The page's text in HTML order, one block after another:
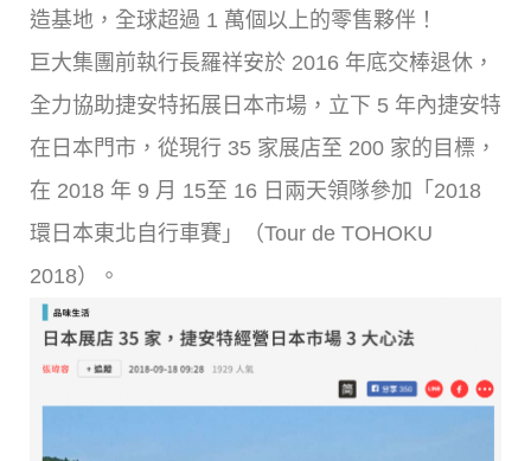
造基地，全球超過 1 萬個以上的零售夥伴！
巨大集團前執行長羅祥安於 2016 年底交棒退休，
全力協助捷安特拓展日本市場，立下 5 年內捷安特
在日本門市，從現行 35 家展店至 200 家的目標，
在 2018 年 9 月 15至 16 日兩天領隊參加「2018
環日本東北自行車賽」（Tour de TOHOKU
2018）。